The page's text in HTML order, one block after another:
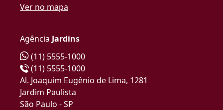
Ver no mapa
Agência Jardins
(11) 5555-1000
(11) 5555-1000
Al. Joaquim Eugênio de Lima, 1281
Jardim Paulista
São Paulo - SP